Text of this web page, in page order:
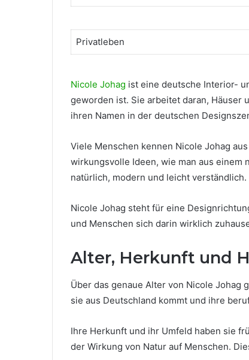
Privatleben
Nicole Johag ist eine deutsche Interior-
geworden ist. Sie arbeitet daran, Häuser
ihren Namen in der deutschen
Viele Menschen kennen Nicole Johag
wirkungsvolle Ideen, wie man aus einem
natürlich, modern und leicht verständlich.
Nicole Johag steht für eine
und Menschen sich darin wirklich
Alter, Herkunft und
Über das genaue Alter von Nicole
sie aus Deutschland kommt und ihre
Ihre Herkunft und ihr Umfeld haben sie
der Wirkung von Natur auf Menschen.